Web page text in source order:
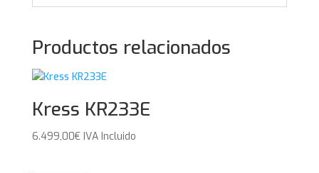
Productos relacionados
Kress KR233E
6.499,00€ IVA Incluido